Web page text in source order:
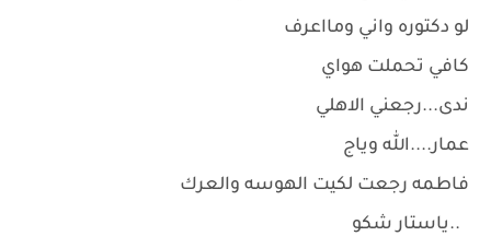
لو دكتوره واني ومااعرف
كافي تحملت هواي
ندى...رجعني الاهلي
عمار....الله وياج
فاطمه رجعت لكيت الهوسه والعرك
..ياستار شكو